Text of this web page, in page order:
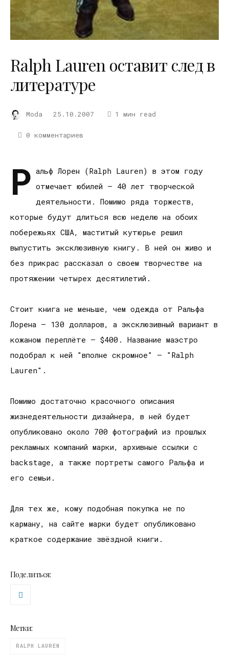
Ralph Lauren оставит след в
литературе
Moda 25.10.2007 1 мин read
0 комментариев
Р альф Лорен (Ralph Lauren) в этом году
отмечает юбилей – 40 лет творческой
деятельности. Помимо ряда торжеств,
которые будут длиться всю неделю на обоих
побережьях США, маститый кутюрье решил
выпустить эксклюзивную книгу. В ней он живо и
без прикрас рассказал о своем творчестве на
протяжении четырех десятилетий.
Стоит книга не меньше, чем одежда от Ральфа
Лорена – 130 долларов, а эксклюзивный вариант в
кожаном переплёте – $400. Название маэстро
подобрал к ней "вполне скромное" – "Ralph
Lauren".
Помимо достаточно красочного описания
жизнедеятельности дизайнера, в ней будет
опубликовано около 700 фотографий из прошлых
рекламных компаний марки, архивные ссылки с
backstage, а также портреты самого Ральфа и
его семьи.
Для тех же, кому подобная покупка не по
карману, на сайте марки будет опубликовано
краткое содержание звёздной книги.
Поделиться:
Метки:
RALPH LAUREN